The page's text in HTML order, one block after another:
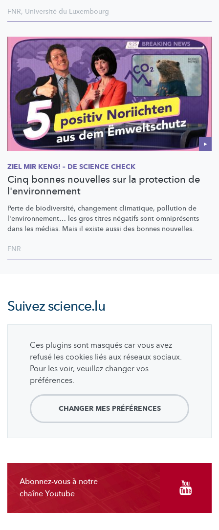
FNR, Université du Luxembourg
ZIEL MIR KENG! – DE SCIENCE CHECK
Cinq bonnes nouvelles sur la protection de
l'environnement
Perte de biodiversité, changement climatique, pollution de
l'environnement… les gros titres négatifs sont omniprésents
dans les médias. Mais il existe aussi des bonnes nouvelles.
FNR
Suivezscience.lu
Ces plugins sont masqués car vous avez
refusé les cookies liés aux réseaux sociaux.
Pour les voir, veuillez changer vos
préférences.
CHANGER MES PRÉFÉRENCES
Abonnez-vous à notre
chaîne Youtube